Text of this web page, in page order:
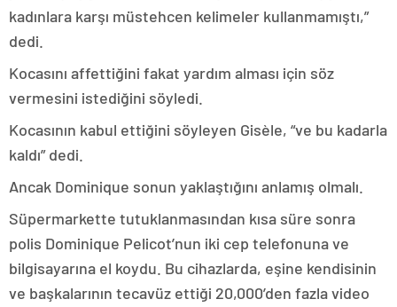
kadınlara karşı müstehcen kelimeler kullanmamıştı,”
dedi.
Kocasını affettiğini fakat yardım alması için söz
vermesini istediğini söyledi.
Kocasının kabul ettiğini söyleyen Gisèle, “ve bu kadarla
kaldı” dedi.
Ancak Dominique sonun yaklaştığını anlamış olmalı.
Süpermarkette tutuklanmasından kısa süre sonra
polis Dominique Pelicot’nun iki cep telefonuna ve
bilgisayarına el koydu. Bu cihazlarda, eşine kendisinin
ve başkalarının tecavüz ettiği 20,000’den fazla video